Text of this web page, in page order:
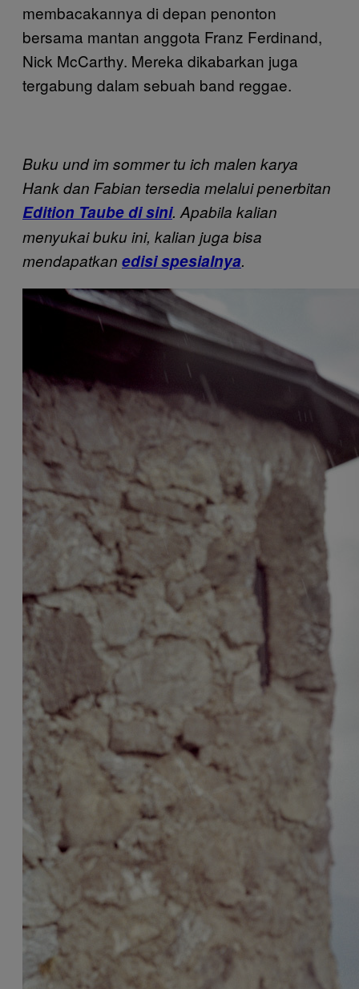
membacakannya di depan penonton
bersama mantan anggota Franz Ferdinand,
Nick McCarthy. Mereka dikabarkan juga
tergabung dalam sebuah band reggae.
Buku und im sommer tu ich malen karya
Hank dan Fabian tersedia melalui penerbitan
Edition Taubedi sini. Apabila kalian
menyukai buku ini, kalian juga bisa
mendapatkan edisi spesialnya.